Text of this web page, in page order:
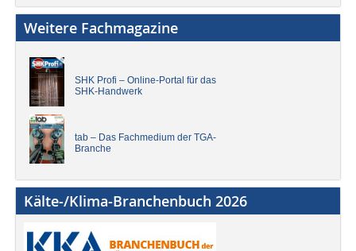
Weitere Fachmagazine
SHK Profi – Online-Portal für das
SHK-Handwerk
tab – Das Fachmedium der TGA-
Branche
Kälte-/Klima-Branchenbuch 2026